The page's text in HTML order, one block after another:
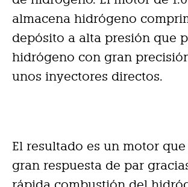
almacena hidrógeno
depósito a alta presión que
hidrógeno con gran
unos inyectores directos.
El resultado es un motor
gran respuesta de par